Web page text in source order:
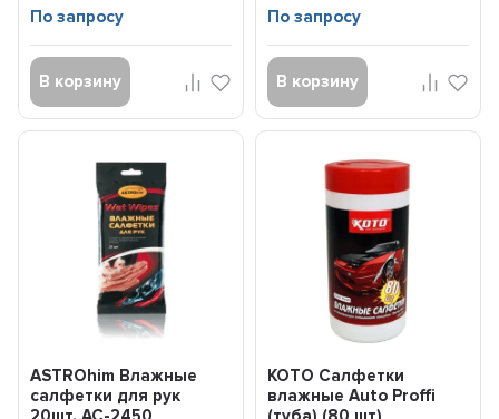
По запросу
В корзину
По запросу
В корзину
ASTROhim Влажные
салфетки для рук
KOTO Салфетки
влажные Auto Proffi